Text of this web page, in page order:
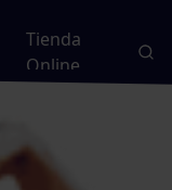
Tienda
Online